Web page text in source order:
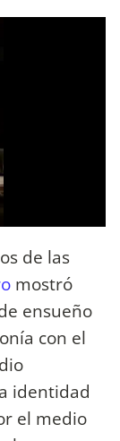
de las
mostró
ensueño
con el
identidad
el medio